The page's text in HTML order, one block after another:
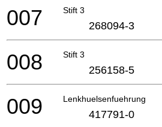
Stift 3
007 268094-3
Stift 3
008 256158-5
Lenkhuelsenfuehrung
009 417791-0